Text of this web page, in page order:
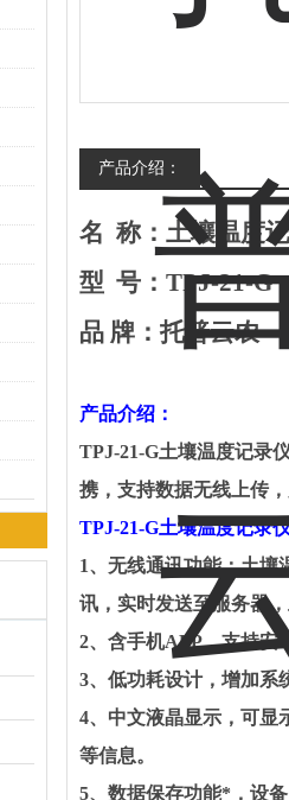
产品介绍：
名 称：土壤温度
型 号： TPJ-21-G
品 牌：托普云农
产品介绍：
TPJ-21-G土壤温度记录
携，支持数据无线上传
TPJ-21-G土壤温度记录
1、无线通讯功能：土壤
讯，实时发送至服务器
2、含手机APP，支持安
3、低功耗设计，增加系
4、中文液晶显示，可显
等信息。
5、数据保存功能*，设